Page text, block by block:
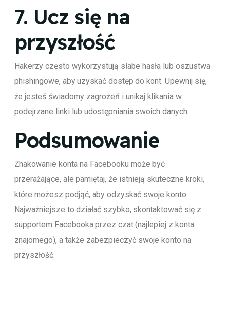
7. Ucz się na
przyszłość
Hakerzy często wykorzystują słabe hasła lub oszustwa
phishingowe, aby uzyskać dostęp do kont. Upewnij się,
że jesteś świadomy zagrożeń i unikaj klikania w
podejrzane linki lub udostępniania swoich danych.
Podsumowanie
Zhakowanie konta na Facebooku może być
przerażające, ale pamiętaj, że istnieją skuteczne kroki,
które możesz podjąć, aby odzyskać swoje konto.
Najważniejsze to działać szybko, skontaktować się z
supportem Facebooka przez czat (najlepiej z konta
znajomego), a także zabezpieczyć swoje konto na
przyszłość.